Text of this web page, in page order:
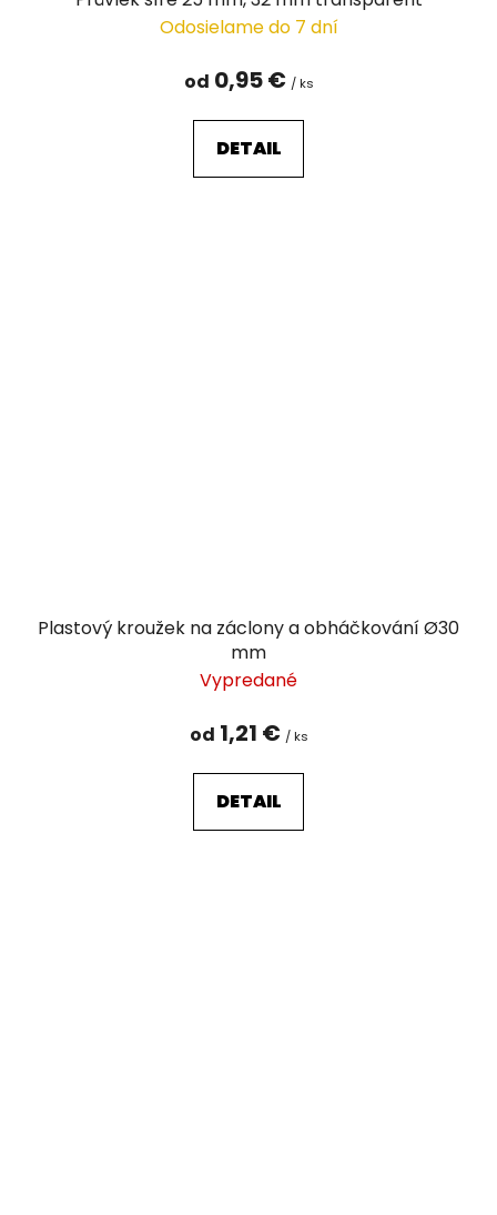
Odosielame do 7 dní
od 0,95 € / ks
DETAIL
Plastový kroužek na záclony a obháčkování Ø30
mm
Vypredané
od 1,21 € / ks
DETAIL